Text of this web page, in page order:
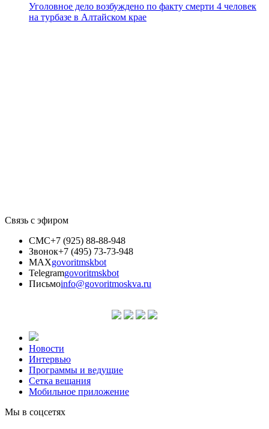
Уголовное дело возбуждено по факту смерти 4 человек
на турбазе в Алтайском крае
Связь с эфиром
СМС+7 (925) 88-88-948
Звонок+7 (495) 73-73-948
MAXgovoritmskbot
Telegramgovoritmskbot
Письмоinfo@govoritmoskva.ru
Новости
Интервью
Программы и ведущие
Сетка вещания
Мобильное приложение
Мы в соцсетях